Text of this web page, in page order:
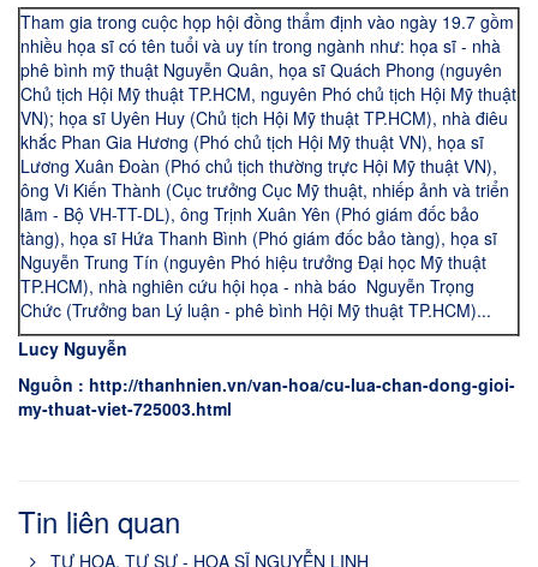
Tham gia trong cuộc họp hội đồng thẩm định vào ngày 19.7 gồm
nhiều họa sĩ có tên tuổi và uy tín trong ngành như: họa sĩ - nhà
phê bình mỹ thuật Nguyễn Quân, họa sĩ Quách Phong (nguyên
Chủ tịch Hội Mỹ thuật TP.HCM, nguyên Phó chủ tịch Hội Mỹ thuật
VN); họa sĩ Uyên Huy (Chủ tịch Hội Mỹ thuật TP.HCM), nhà điêu
khắc Phan Gia Hương (Phó chủ tịch Hội Mỹ thuật VN), họa sĩ
Lương Xuân Đoàn (Phó chủ tịch thường trực Hội Mỹ thuật VN),
ông Vi Kiến Thành (Cục trưởng Cục Mỹ thuật, nhiếp ảnh và triển
lãm - Bộ VH-TT-DL), ông Trịnh Xuân Yên (Phó giám đốc bảo
tàng), họa sĩ Hứa Thanh Bình (Phó giám đốc bảo tàng), họa sĩ
Nguyễn Trung Tín (nguyên Phó hiệu trưởng Đại học Mỹ thuật
TP.HCM), nhà nghiên cứu hội họa - nhà báo Nguyễn Trọng
Chức (Trưởng ban Lý luận - phê bình Hội Mỹ thuật TP.HCM)...
Lucy Nguyễn
Nguồn : http://thanhnien.vn/van-hoa/cu-lua-chan-dong-gioi-
my-thuat-viet-725003.html
Tin liên quan
TỰ HOẠ, TỰ SỰ - HOẠ SĨ NGUYỄN LINH